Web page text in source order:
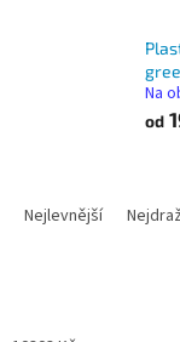
Na
od
Nejlevnější